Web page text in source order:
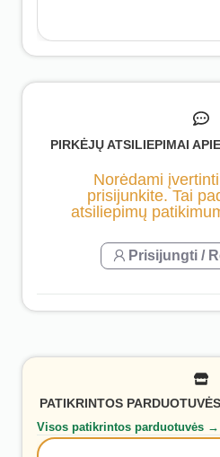
PIRKĖJŲ ATSILIEPIMAI
Norėdami
prisijunkite. Tai
atsiliepimų
Prisijungti /
PATIKRINTOS
Visos patikrintos parduotuvės →